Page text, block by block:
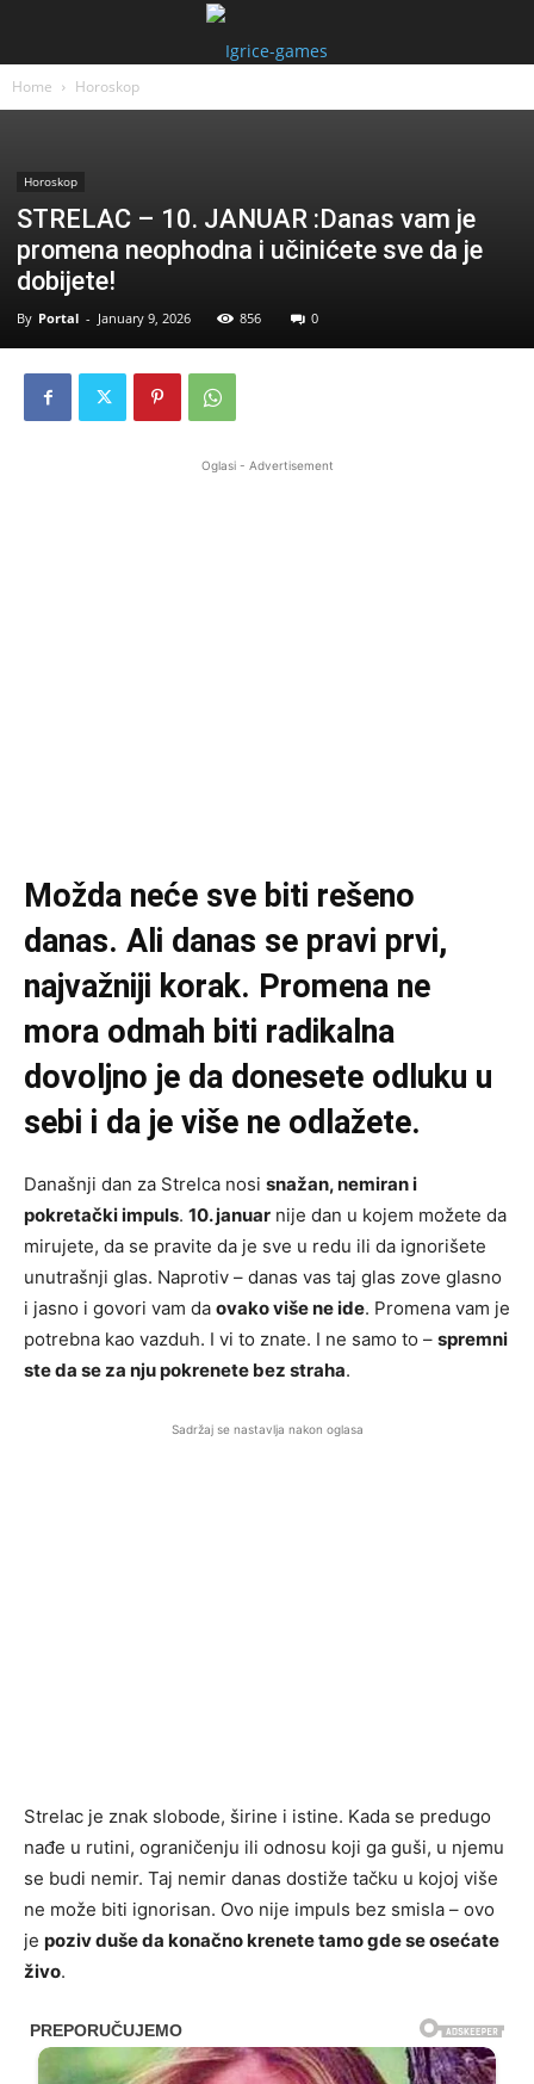
Home Horoskop
Horoskop
STRELAC – 10. JANUAR :Danas vam je
promena neophodna i učinićete sve da je
dobijete!
By Portal - January 9, 2026 856 0
Oglasi - Advertisement
Možda neće sve biti rešeno
danas. Ali danas se pravi prvi,
najvažniji korak. Promena ne
mora odmah biti radikalna
dovoljno je da donesete odluku u
sebi i da je više ne odlažete.
Današnji dan za Strelca nosi snažan, nemiran i
pokretački impuls. 10. januar nije dan u kojem možete da
mirujete, da se pravite da je sve u redu ili da ignorišete
unutrašnji glas. Naprotiv – danas vas taj glas zove glasno
i jasno i govori vam da ovako više ne ide. Promena vam je
potrebna kao vazduh. I vi to znate. I ne samo to – spremni
ste da se za nju pokrenete bez straha.
Sadržaj se nastavlja nakon oglasa
Strelac je znak slobode, širine i istine. Kada se predugo
nađe u rutini, ograničenju ili odnosu koji ga guši, u njemu
se budi nemir. Taj nemir danas dostiže tačku u kojoj više
ne može biti ignorisan. Ovo nije impuls bez smisla – ovo
je poziv duše da konačno krenete tamo gde se osećate
živo.